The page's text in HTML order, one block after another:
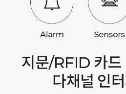
지문/RFID 카드
다채널 인